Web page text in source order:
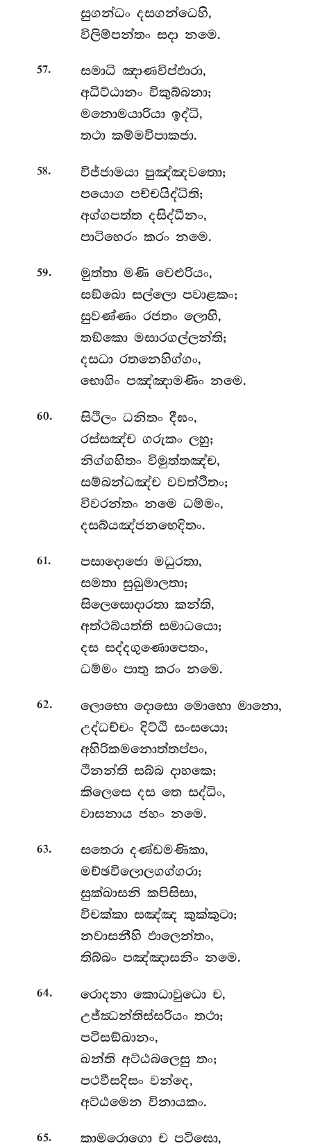
සුගන්ධං දසගන්ධෙහි,
විලිම්පන්තං සදා නමෙ.
57. සමාධි ඤාණවිප්ඵාරා,
අධිට්ඨානං විකුබ්බනා;
මනොමයාරියා ඉද්ධි,
තථා කම්මවිපාකජා.
58.
විජ්ජාමයා පුඤ්ඤවතො;
පයොග පච්චයිද්ධිති;
අග්ගපත්ත දසිද්ධීනං,
පාටිහෙරං කරං නමෙ.
59. මුත්තා මණි වෙළුරියං,
සඞ්ඛො සල්ලො පවාළකං;
සුවණ්ණං රජතං ලොහි,
තඞ්කො මසාරගල්ලන්ති;
දසධා රතනෙහිග්ගං,
භොගිං පඤ්ඤාමණිං නමෙ.
60.
සිථිලං ධනිතං දීඝං,
රස්සඤ්ච ගරුකං ලහු;
නිග්ගහිතං විමුත්තඤ්ච,
සම්බන්ධඤ්ච වවත්ථිතං;
විවරන්තං නමෙ ධම්මං,
දසබ්යඤ්ජනභෙදිතං.
61. පසාදොජො මධුරතා,
සමතා සුඛුමාලතා;
සිලෙසොදාරතා කන්ති,
අත්ථබ්යත්ති සමාධයො;
දස සද්දගුණොපෙතං,
ධම්මං පාතු කරං නමෙ.
62. ලොභො දොසො මොහො මානො,
උද්ධච්චං දිට්ඨි සංසයො;
අහිරිකමනොත්තප්පං,
ථිනන්ති සබ්බ දාහකෙ;
කිලෙසෙ දස තෙ සද්ධිං,
වාසනාය ජහං නමෙ.
63. සතෙරා දණ්ඩමණිකා,
මච්ඡවිලොලගග්ගරා;
සුක්ඛාසනි කපිසිසා,
විචක්කා සඤ්ඤ කුක්කුටා;
නවාසනීහි ඵාලෙන්තං,
තිබ්බං පඤ්ඤාසනිං නමෙ.
64. රොදනා කොධාවුධො ච,
උජ්ඣන්තිස්සරියං තථා;
පටිසඞ්ඛානං,
ඛන්ති අට්ඨබලෙසු තං;
පථවීසදිසං වන්දෙ,
අට්ඨමෙන විනායකං.
65. කාමරොගො ච පටිඝො,